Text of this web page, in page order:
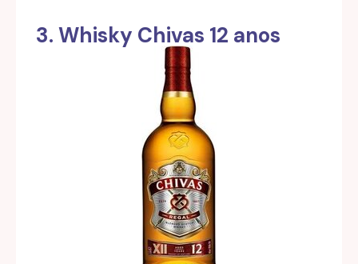
3. Whisky Chivas 12 anos